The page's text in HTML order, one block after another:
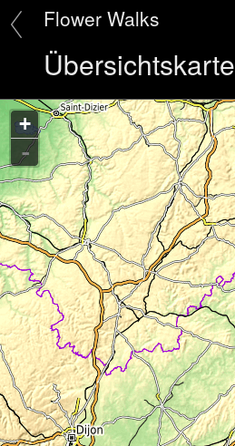
Flower Walks
Übersichtskarte
+
-